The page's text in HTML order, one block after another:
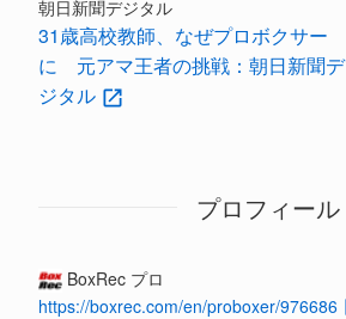
朝日新聞デジタル
31歳高校教師、なぜプロボクサー
に 元アマ王者の挑戦：朝日新聞デ
ジタル
プロフィール
BoxRec プロ
https://boxrec.com/en/proboxer/976686